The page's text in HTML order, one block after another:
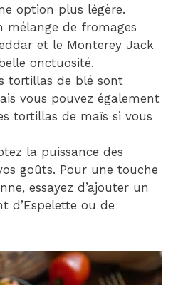
option plus légère.
mélange de fromages
et le Monterey Jack
onctuosité.
tortillas de blé sont
vous pouvez également
tortillas de maïs si vous
la puissance des
goûts. Pour une touche
essayez d’ajouter un
d’Espelette ou de